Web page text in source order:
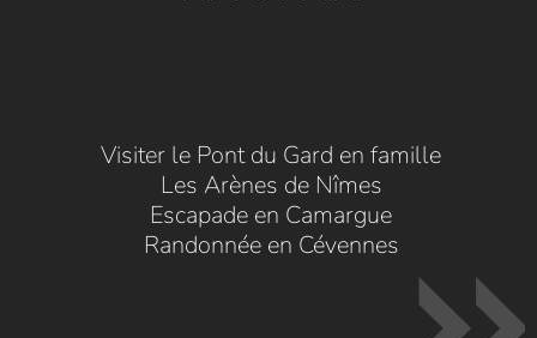
Visiter le Pont du Gard en famille
Les Arènes de Nîmes
Escapade en Camargue
Randonnée en Cévennes